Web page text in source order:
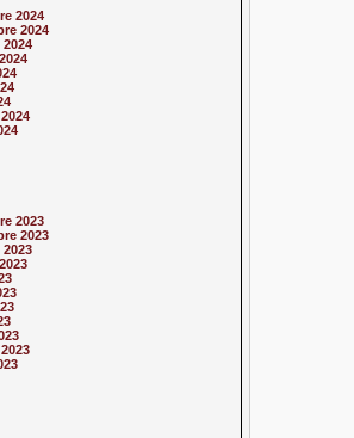
2024
2024
2023
2023